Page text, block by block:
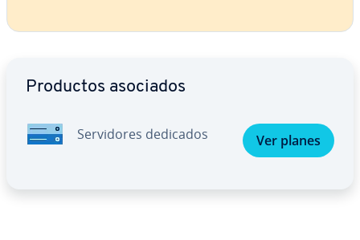
Productos asociados
Se­r­vi­do­res dedicados Ver planes